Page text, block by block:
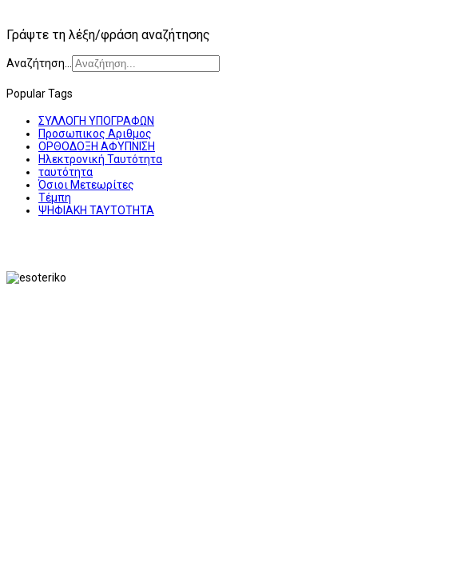
Γράψτε τη λέξη/φράση αναζήτησης
Αναζήτηση...
Popular Tags
ΣΥΛΛΟΓΗ ΥΠΟΓΡΑΦΩΝ
Προσωπικος Αριθμος
ΟΡΘΟΔΟΞΗ ΑΦΥΠΝΙΣΗ
Ηλεκτρονική Ταυτότητα
ταυτότητα
Όσιοι Μετεωρίτες
Τέμπη
ΨΗΦΙΑΚΗ ΤΑΥΤΟΤΗΤΑ